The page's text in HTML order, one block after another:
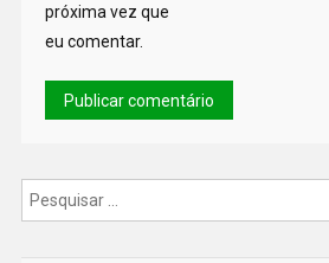
próxima vez que
eu comentar.